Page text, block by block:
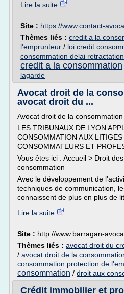
Lire la suite
Site : https://www.contact-
Thèmes liés : credit a la
l'emprunteur / loi credit
consommation delai retractation
credit a la consommation
lagarde
Avocat droit de la
avocat droit du ...
Avocat droit de la consommation
LES TRIBUNAUX DE LYON
CONSOMMATION AUX
CONSOMMATEURS ET
Vous êtes ici : Accueil > Droit
consommation
Avec le développement de
techniques de communication,
connaissent de plus en plus de
Lire la suite
Site : http://www.barragan-
Thèmes liés : avocat droit du
/ avocat droit de la
consommation protection de
consommation / droit aux
Crédit immobilier et